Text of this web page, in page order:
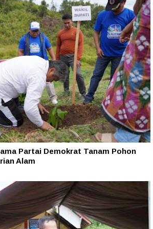
Partai Demokrat Tanam Pohon
Alam